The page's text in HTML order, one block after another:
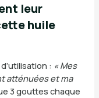
leur
huile
: « Mes
atténuées et ma
3 gouttes chaque